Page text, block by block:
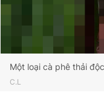
Một loại cà phê thải độc
C.L